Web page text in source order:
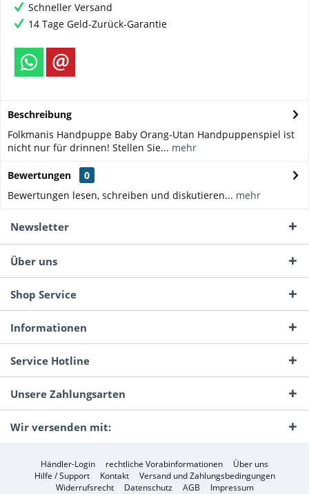
Schneller Versand
14 Tage Geld-Zurück-Garantie
Beschreibung
Folkmanis Handpuppe Baby Orang-Utan Handpuppenspiel ist
nicht nur für drinnen! Stellen Sie... mehr
Bewertungen
0
Bewertungen lesen, schreiben und diskutieren... mehr
Newsletter
Über uns
Shop Service
Informationen
Service Hotline
Unsere Zahlungsarten
Wir versenden mit:
Händler-Login rechtliche Vorabinformationen
Über uns
Hilfe / Support
Kontakt
Versand und Zahlungsbedingungen
Widerrufsrecht
Datenschutz AGB Impressum